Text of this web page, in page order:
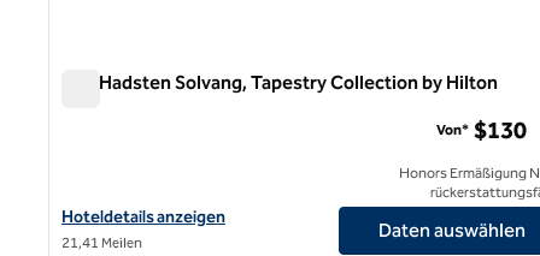
The Hadsten Solvang, Tapestry Collection by Hilton
Hoteldetails für The Hadsten Solvang, Tapestry Collection by
Hoteldetails anzeigen
21,41 Meilen
Von* $130
Honors Ermäßigung
Daten auswählen